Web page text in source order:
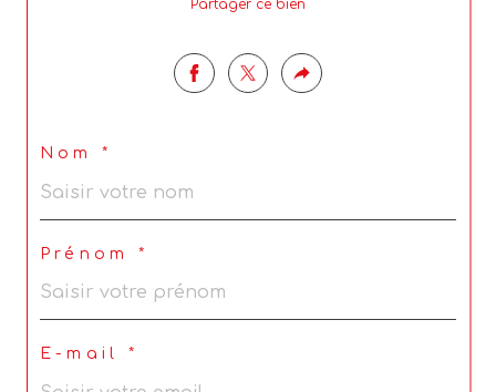
Partager ce bien
Nom *
Prénom *
E-mail *